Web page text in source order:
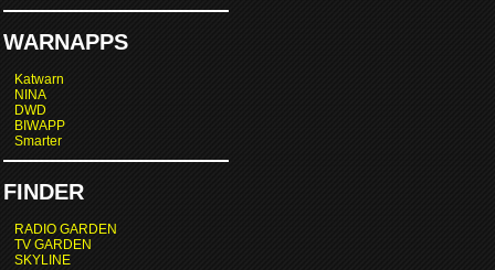
WARNAPPS
Katwarn
NINA
DWD
BIWAPP
Smarter
FINDER
RADIO GARDEN
TV GARDEN
SKYLINE